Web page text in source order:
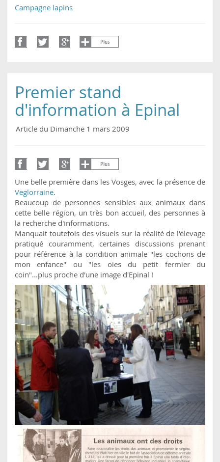
Campagne lapins
Premier stand
d'information à Epinal
Article du Dimanche 1 mars 2009
Une belle première dans les Vosges, avec la présence de
Veglorraine.
Beaucoup de personnes sensibles aux animaux dans
cette belle région, un très bon accueil, des personnes à
la recherche d'informations.
Manquait toutefois des visuels sur la réalité de l'élevage
pratiqué couramment, certaines discussions prenant
pour référence à la condition animale "les cochons de
mon enfance" ou "les oies du petit fermier du
coin"...plus proche d'une image d'Epinal !